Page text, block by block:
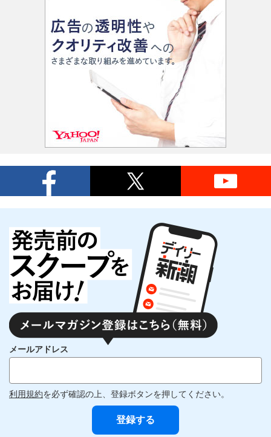
メールアドレス
利用規約を必ず確認の上、登録ボタンを押してください。